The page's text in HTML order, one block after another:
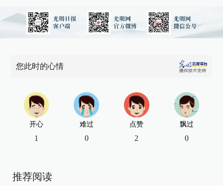
您此时的心情
开心
1
难过
0
点赞
2
飘过
0
推荐阅读